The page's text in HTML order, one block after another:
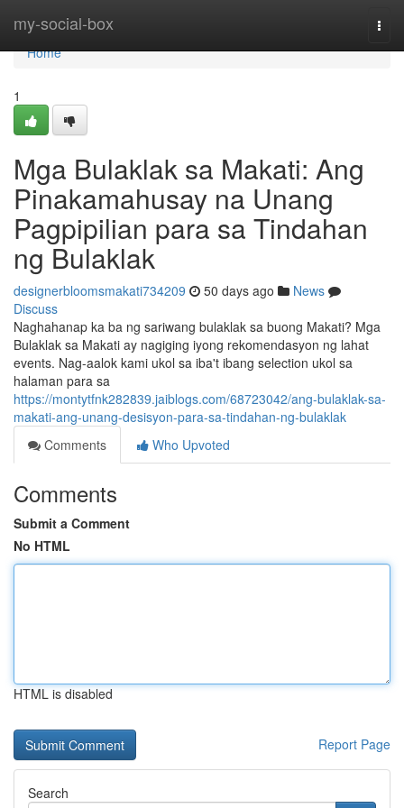
my-social-box
Home
Home
1
Mga Bulaklak sa Makati: Ang
Pinakamahusay na Unang
Pagpipilian para sa Tindahan
ng Bulaklak
designerbloomsmakati734209 50 days ago
News
Discuss
Naghahanap ka ba ng sariwang bulaklak sa buong Makati? Mga
Bulaklak sa Makati ay nagiging iyong rekomendasyon ng lahat
events. Nag-aalok kami ukol sa iba't ibang selection ukol sa
halaman para sa
https://montytfnk282839.jaiblogs.com/68723042/ang-bulaklak-sa-
makati-ang-unang-desisyon-para-sa-tindahan-ng-bulaklak
Comments
Who Upvoted
Comments
Submit a Comment
No HTML
HTML is disabled
Report Page
Search